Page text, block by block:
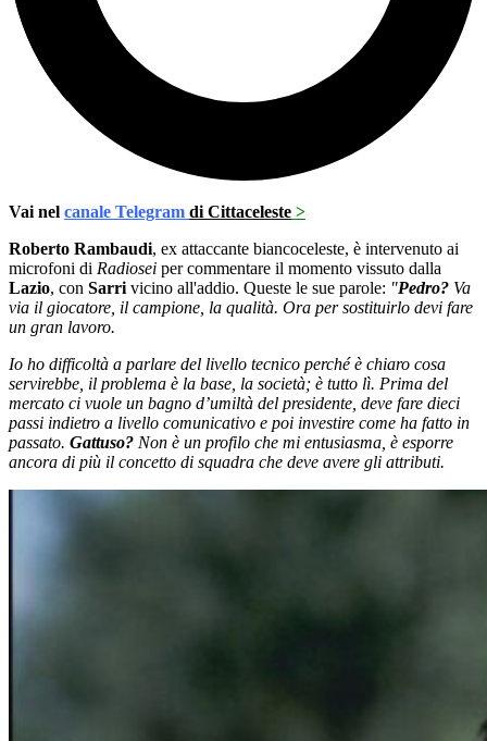
Vai nel canale Telegram di Cittaceleste >
Roberto Rambaudi, ex attaccante biancoceleste, è intervenuto ai
microfoni di Radiosei per commentare il momento vissuto dalla
Lazio, con Sarri vicino all'addio. Queste le sue parole: "Pedro? Va
via il giocatore, il campione, la qualità. Ora per sostituirlo devi fare
un gran lavoro.
Io ho difficoltà a parlare del livello tecnico perché è chiaro cosa
servirebbe, il problema è la base, la società; è tutto lì. Prima del
mercato ci vuole un bagno d’umiltà del presidente, deve fare dieci
passi indietro a livello comunicativo e poi investire come ha fatto in
passato. Gattuso? Non è un profilo che mi entusiasma, è esporre
ancora di più il concetto di squadra che deve avere gli attributi.